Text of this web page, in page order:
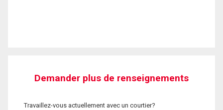
Demander plus de renseignements
Travaillez-vous actuellement avec un courtier?